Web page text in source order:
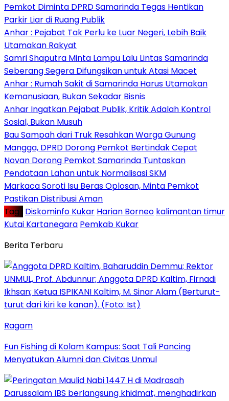
Pemkot Diminta DPRD Samarinda Tegas Hentikan
Parkir Liar di Ruang Publik
Anhar : Pejabat Tak Perlu ke Luar Negeri, Lebih Baik
Utamakan Rakyat
Samri Shaputra Minta Lampu Lalu Lintas Samarinda
Seberang Segera Difungsikan untuk Atasi Macet
Anhar : Rumah Sakit di Samarinda Harus Utamakan
Kemanusiaan, Bukan Sekadar Bisnis
Anhar Ingatkan Pejabat Publik, Kritik Adalah Kontrol
Sosial, Bukan Musuh
Bau Sampah dari Truk Resahkan Warga Gunung
Mangga, DPRD Dorong Pemkot Bertindak Cepat
Novan Dorong Pemkot Samarinda Tuntaskan
Pendataan Lahan untuk Normalisasi SKM
Markaca Soroti Isu Beras Oplosan, Minta Pemkot
Pastikan Distribusi Aman
Tag : Diskominfo Kukar Harian Borneo kalimantan timur
Kutai Kartanegara Pemkab Kukar
Berita Terbaru
Ragam
Fun Fishing di Kolam Kampus: Saat Tali Pancing
Menyatukan Alumni dan Civitas Unmul